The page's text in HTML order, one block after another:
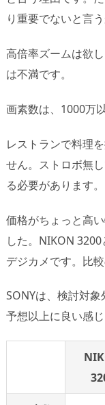
り重要でないと言
高倍率ズームは欲
は不満です。
画素数は、1000万
レストランで料理
せん。ストロボ無
る必要があります。
価格がちょっと高
した。NIKON 3200
デジカメです。比
SONYは、検討対象
予想以上に良い感